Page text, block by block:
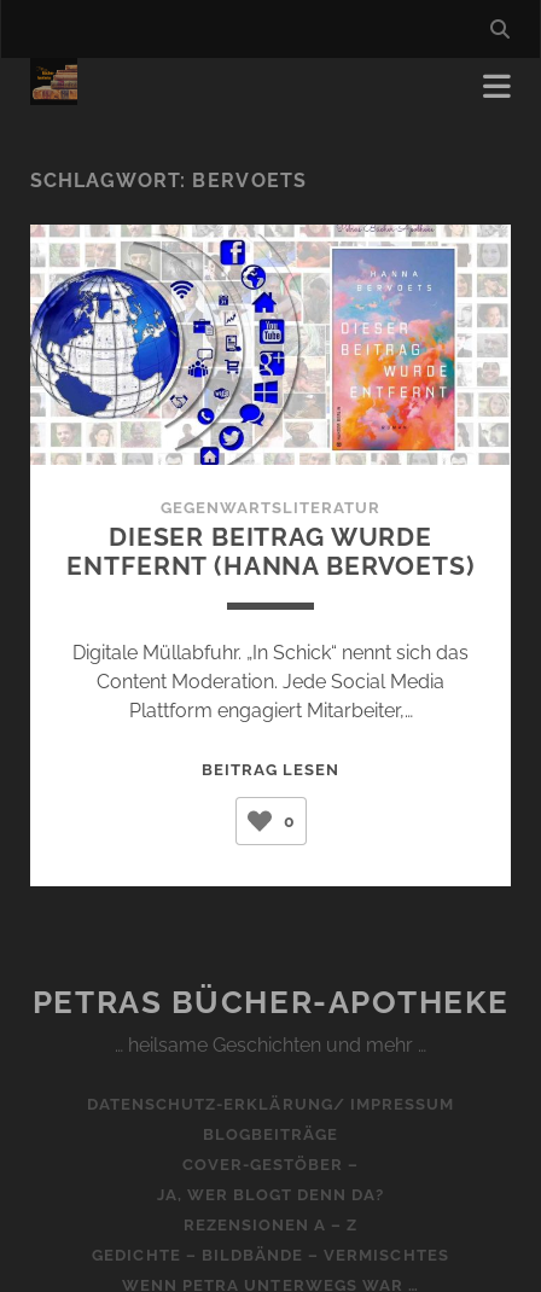
SCHLAGWORT: BERVOETS
GEGENWARTSLITERATUR
DIESER BEITRAG WURDE
ENTFERNT (HANNA BERVOETS)
Digitale Müllabfuhr. „In Schick“ nennt sich das
Content Moderation. Jede Social Media
Plattform engagiert Mitarbeiter,…
BEITRAG LESEN
(HANNA
0
PETRAS BÜCHER-APOTHEKE
… heilsame Geschichten und mehr …
DATENSCHUTZ-ERKLÄRUNG/ IMPRESSUM
BLOGBEITRÄGE
COVER-GESTÖBER –
JA, WER BLOGT DENN DA?
REZENSIONEN A – Z
GEDICHTE – BILDBÄNDE – VERMISCHTES
WENN PETRA UNTERWEGS WAR …